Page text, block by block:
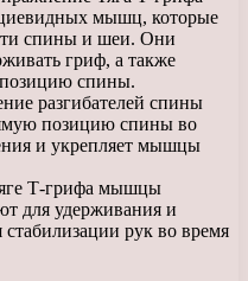
мышц, которые
спины и шеи. Они
гриф, а также
спины.
разгибателей спины
позицию спины во
и укрепляет мышцы
Т-грифа мышцы
для удерживания и
рук во время